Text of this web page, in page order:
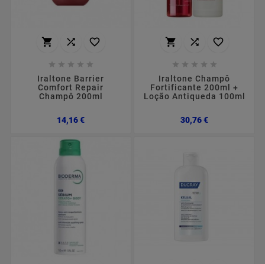
  
    
Iraltone Barrier
Comfort Repair
Champô 200ml
14,16 €Preço
  
    
Iraltone Champô
Fortificante 200ml +
Loção Antiqueda 100ml
30,76 €Preço